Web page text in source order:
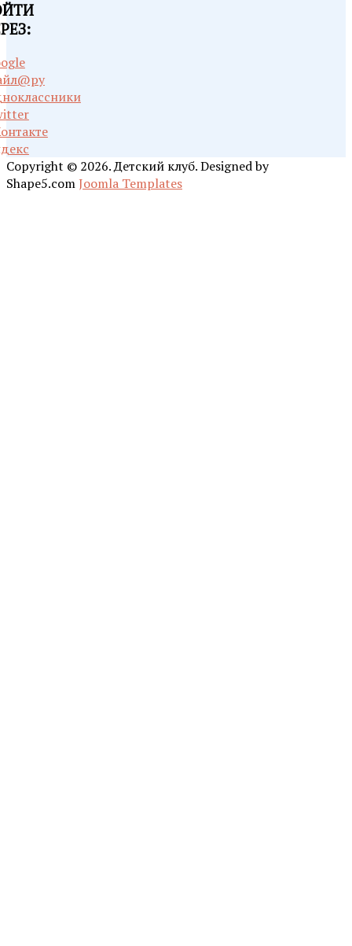
Copyright © 2026. Детский клуб. Designed by
Shape5.comJoomla Templates